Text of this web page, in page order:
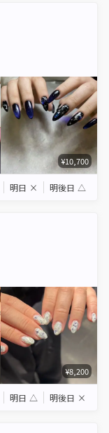
¥10,700
明日 × 明後日 △
¥8,200
明日 △ 明後日 ×